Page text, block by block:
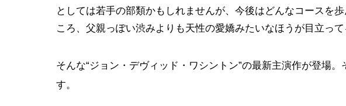
としては若手の部類かもしれませんが、今後はどんなコースを
ころ、父親っぽい渋みよりも天性の愛嬌みたいなほうが目立っ
そんな“ジョン・デヴィッド・ワシントン”の最新主演作が登場。
す。